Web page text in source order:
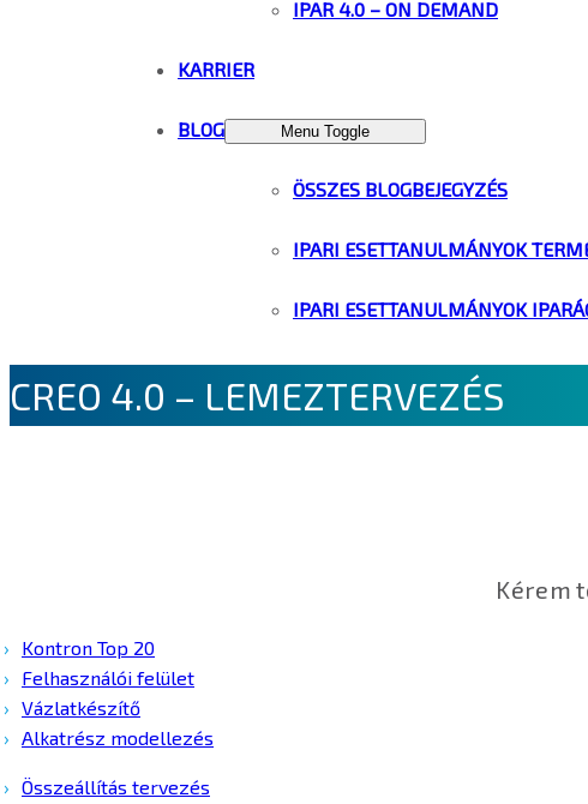
IPAR 4.0 – ON DEMAND
KARRIER
BLOG Menu Toggle
ÖSSZES BLOGBEJEGYZÉS
IPARI ESETTANULMÁNYOK
IPARI ESETTANULMÁNYOK
CREO 4.0 – LEMEZTERVEZÉS
Kérem
Kontron Top 20
Felhasználói felület
Vázlatkészítő
Alkatrész modellezés
Összeállítás tervezés